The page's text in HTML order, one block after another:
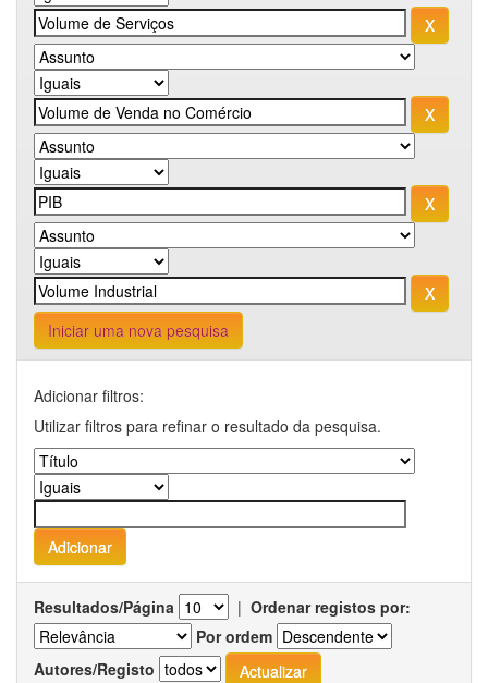
Iniciar uma nova pesquisa
Adicionar filtros:
Utilizar filtros para refinar o resultado da pesquisa.
Resultados/Página | Ordenar registos por:
Por ordem
Autores/Registo